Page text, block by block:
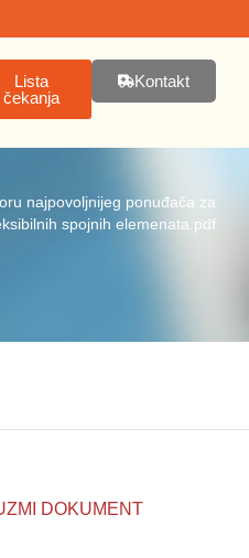
Lista
čekanja
Kontakt
najpovoljnijeg ponuđača za
spojnih elemenata.pdf
DOKUMENT